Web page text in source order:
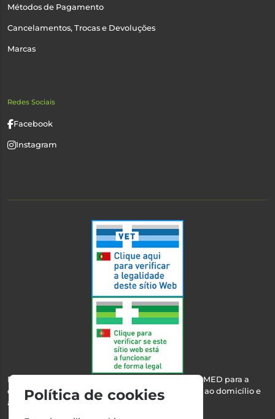
Métodos de Pagamento
Cancelamentos, Trocas e Devoluções
Marcas
Redes Sociais
Facebook
Instagram
Esta farmácia encontra-se autorizada pelo INFARMED para a
dispensa de medicamentos e produtos de saúde ao domicílio e
através da internet.
Política de cookies